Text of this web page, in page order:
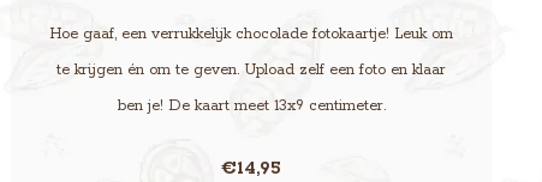
Hoe gaaf, een verrukkelijk chocolade fotokaartje! Leuk om
te krijgen én om te geven. Upload zelf een foto en klaar
ben je! De kaart meet 13x9 centimeter.
€14,95